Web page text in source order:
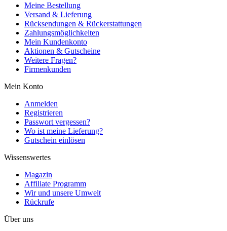
Meine Bestellung
Versand & Lieferung
Rücksendungen & Rückerstattungen
Zahlungsmöglichkeiten
Mein Kundenkonto
Aktionen & Gutscheine
Weitere Fragen?
Firmenkunden
Mein Konto
Anmelden
Registrieren
Passwort vergessen?
Wo ist meine Lieferung?
Gutschein einlösen
Wissenswertes
Magazin
Affiliate Programm
Wir und unsere Umwelt
Rückrufe
Über uns